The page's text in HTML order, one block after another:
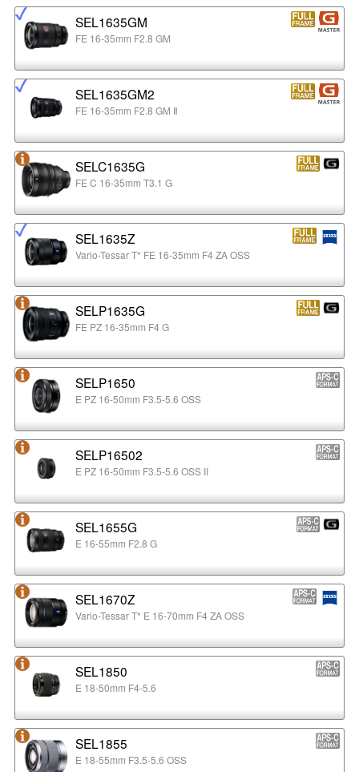
SEL1635GM
FE 16-35mm F2.8 GM
SEL1635GM2
FE 16-35mm F2.8 GM Ⅱ
SELC1635G
FE C 16-35mm T3.1 G
SEL1635Z
Vario-Tessar T* FE 16-35mm F4 ZA OSS
SELP1635G
FE PZ 16-35mm F4 G
SELP1650
E PZ 16-50mm F3.5-5.6 OSS
SELP16502
E PZ 16-50mm F3.5-5.6 OSS II
SEL1655G
E 16-55mm F2.8 G
SEL1670Z
Vario-Tessar T* E 16-70mm F4 ZA OSS
SEL1850
E 18-50mm F4-5.6
SEL1855
E 18-55mm F3.5-5.6 OSS